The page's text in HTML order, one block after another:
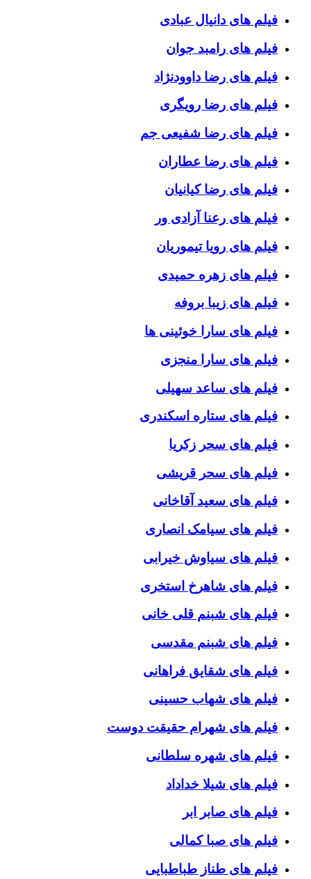
فیلم های دانیال عبادی
فیلم های رامبد جوان
فیلم های رضا داوودنژاد
فیلم های رضا رویگری
فیلم های رضا شفیعی جم
فیلم های رضا عطاران
فیلم های رضا کیانیان
فیلم های رعنا آزادی ور
فیلم های رویا تیموریان
فیلم های زهره حمیدی
فیلم های زیبا بروفه
فیلم های سارا خوئینی ها
فیلم های سارا منجزی
فیلم های ساعد سهیلی
فیلم های ستاره اسکندری
فیلم های سحر زکریا
فیلم های سحر قریشی
فیلم های سعید آقاخانی
فیلم های سیامک انصاری
فیلم های سیاوش خیرابی
فیلم های شاهرخ استخری
فیلم های شبنم قلی خانی
فیلم های شبنم مقدسی
فیلم های شقایق فراهانی
فیلم های شهاب حسینی
فیلم های شهرام حقیقت دوست
فیلم های شهره سلطانی
فیلم های شیلا خداداد
فیلم های صابر ابر
فیلم های صبا کمالی
فیلم های طناز طباطبایی